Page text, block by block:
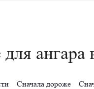
Сначала дороже